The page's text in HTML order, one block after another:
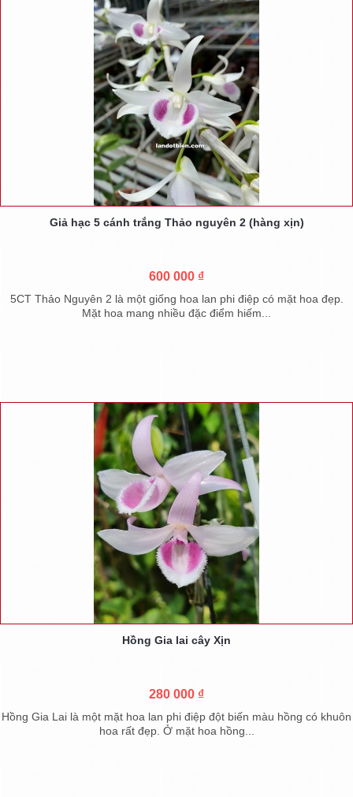
Giả hạc 5 cánh trắng Thảo nguyên 2 (hàng xịn)
600 000 ₫
5CT Thảo Nguyên 2 là một giống hoa lan phi điệp có mặt hoa đẹp.
Mặt hoa mang nhiều đặc điểm hiếm...
Hồng Gia lai cây Xịn
280 000 ₫
Hồng Gia Lai là một mặt hoa lan phi điệp đột biến màu hồng có khuôn
hoa rất đẹp. Ở mặt hoa hồng...